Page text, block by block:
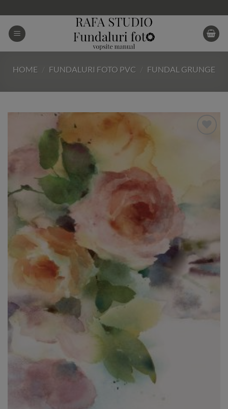
to
content
HOME FUNDALURI FOTO PVC FUNDAL GRUNGE